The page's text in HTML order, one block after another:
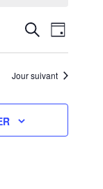
RECHERCHE
NAVIGATION
DE
RECHERCHE
DE
VUES
JOUR
Jour suivant